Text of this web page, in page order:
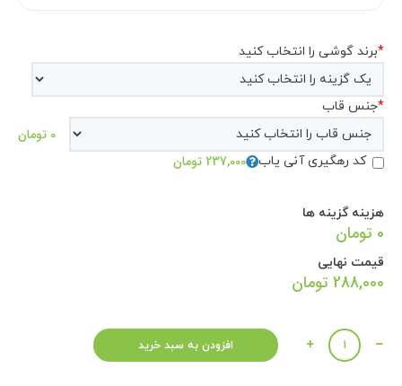
*برند گوشی را انتخاب کنید
*جنس قاب
0 تومان
کد رهگیری آنی یاب 237,000 تومان
هزینه گزینه ها
0 تومان
قیمت نهایی
288,000 تومان
تعداد افزودن به سبد خرید